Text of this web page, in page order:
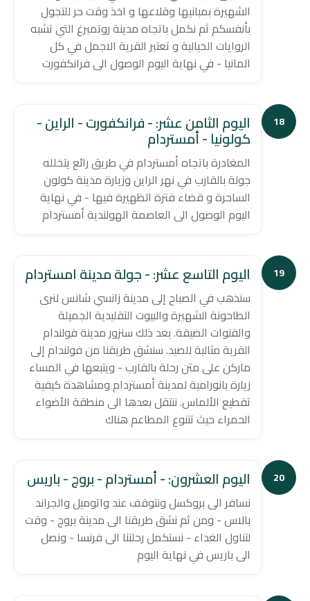
الشهيرة بمبانيها وقلاعها و اخذ وقت حر للتجول
بأنفسكم ثم نكمل باتجاه مدينة روتمبرغ التي تشبه
الروايات الخيالية و تعتبر القرية الاجمل في كل
المانيا - في نهاية اليوم الوصول الى فرانكفورت
18 اليوم الثامن عشر: - فرانكفورت - الراين -
كولونيا - أمستردام
المغادرة باتجاه أمستردام في طريق رائع يتخلله
جولة بالقارب في نهر الراين وزيارة مدينة كولون
الساحرة و قضاء فترة الظهيرة فيها - في نهاية
اليوم الوصول الى العاصمة الهولندية أمستردام
19 اليوم التاسع عشر: - جولة مدينة امستردام
سنذهب في الصباح إلى مدينة زانسي شانس لنرى
الطاحونة الشهيرة والبيوت التقليدية الجميلة
والقنوات الضيقة. بعد ذلك سنزور مدينة فولندام
القرية مثالية للصيد. سنشق طريقنا من فولندام إلى
ماركن على متن رحلة بالقارب - ويتبعها في المساء
زيارة بانورامية لمدينة أمستردام ومشاهدة كيفية
تقطيع الألماس. ننتقل بعدها الى منطقة الأضواء
الحمراء حيث تتنوع المطاعم هناك
20 اليوم العشرون: - أمستردام - بروج - باريس
نسافر الى بروكسل ونتوقف عند واتوميل والجراند
بالاس - ومن ثم نشق طريقنا الى مدينة بروج - وقت
لتناول الغداء - نستكمل رحلتنا الى فرنسا - ونصل
الى باريس في نهاية اليوم